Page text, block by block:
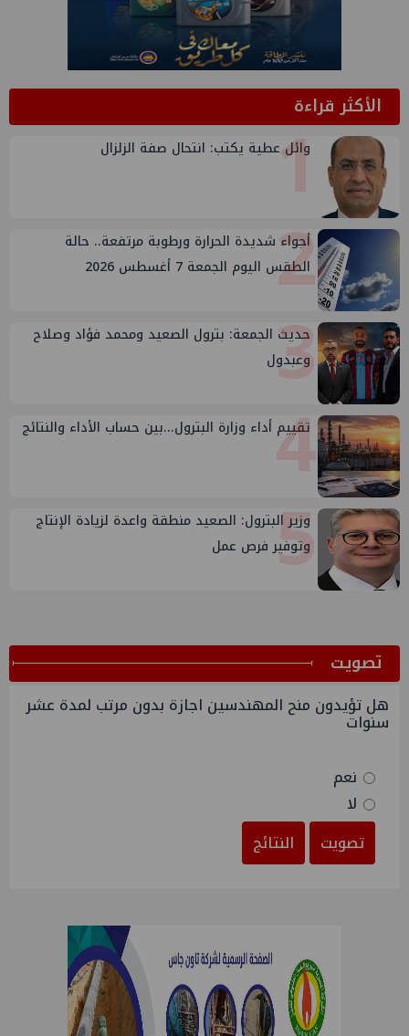
الأكثر قراءة1
وائل عطية يكتب: انتحال صفة الزلزال
2
أجواء شديدة الحرارة ورطوبة مرتفعة.. حالة
الطقس اليوم الجمعة 7 أغسطس 2026
3
حديث الجمعة: بترول الصعيد ومحمد فؤاد وصلاح
وعبدول
4
تقييم أداء وزارة البترول...بين حساب الأداء والنتائج
5
وزير البترول: الصعيد منطقة واعدة لزيادة الإنتاج
وتوفير فرص عمل
ﺗﺼﻮﻳﺖ
هل تؤيدون منح المهندسين اجازة بدون مرتب لمدة عشر
سنوات
نعم
لا
تصويت
النتائج